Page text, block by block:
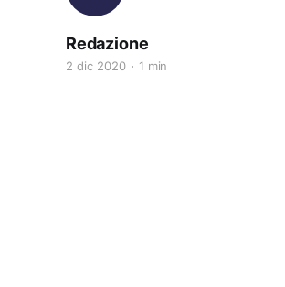
Redazione
2 dic 2020 1 min